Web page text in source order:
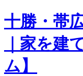
十勝・帯
｜家を建
ム】